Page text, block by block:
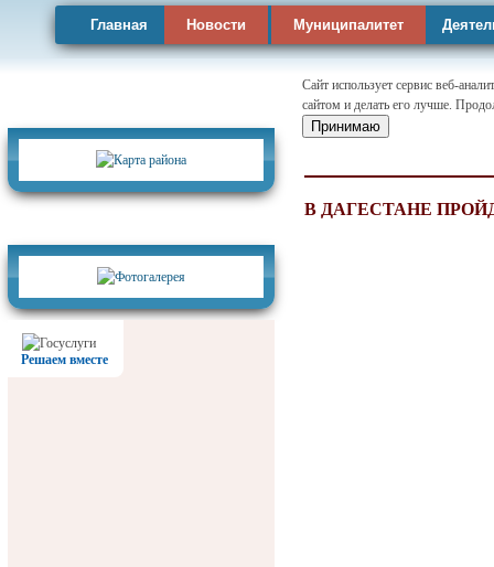
Главная Новости Муниципалитет
Решаем вместе
Сайт использует сервис веб-
сайтом и делать его лучше.
Принимаю
В ДАГЕСТАНЕ